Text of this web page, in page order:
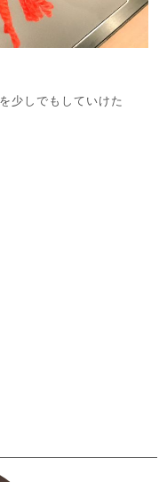
少しでもしていけた